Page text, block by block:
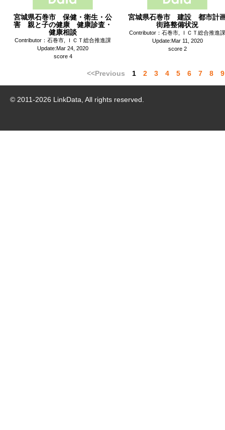
宮城県石巻市 保健・衛生・公
害 親と子の健康 健康診査・
健康相談
Contributor：石巻市, ＩＣＴ総合推進課
Update:Mar 24, 2020
score 4
宮城県石巻市 建設 都市計
街路整備状況
Contributor：石巻市, ＩＣＴ総合推進課
Update:Mar 11, 2020
score 2
<<Previous 1 2 3 4 5 6 7 8 9
© 2011-2026 LinkData, All rights reserved.